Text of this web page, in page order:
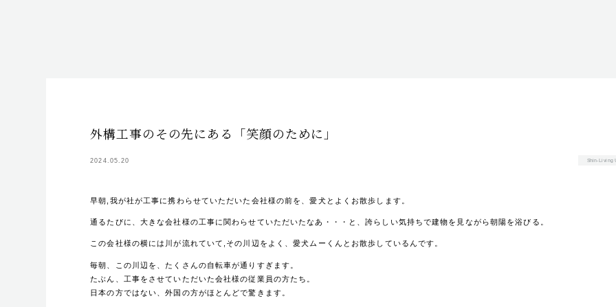
外構工事のその先にある「笑顔のために」
2024.05.20 Shin-Living
早朝,我が社が工事に携わらせていただいた会社様の前を、愛犬とよくお散歩します。
通るたびに、大きな会社様の工事に関わらせていただいたなあ・・・と、誇らしい気持ちで建物を見ながら朝陽を浴びる。
この会社様の横には川が流れていて,その川辺をよく、愛犬ムーくんとお散歩しているんです。
毎朝、この川辺を、たくさんの自転車が通りすぎます。
たぶん、工事をさせていただいた会社様の従業員の方たち。
日本の方ではない、外国の方がほとんどで驚きます。